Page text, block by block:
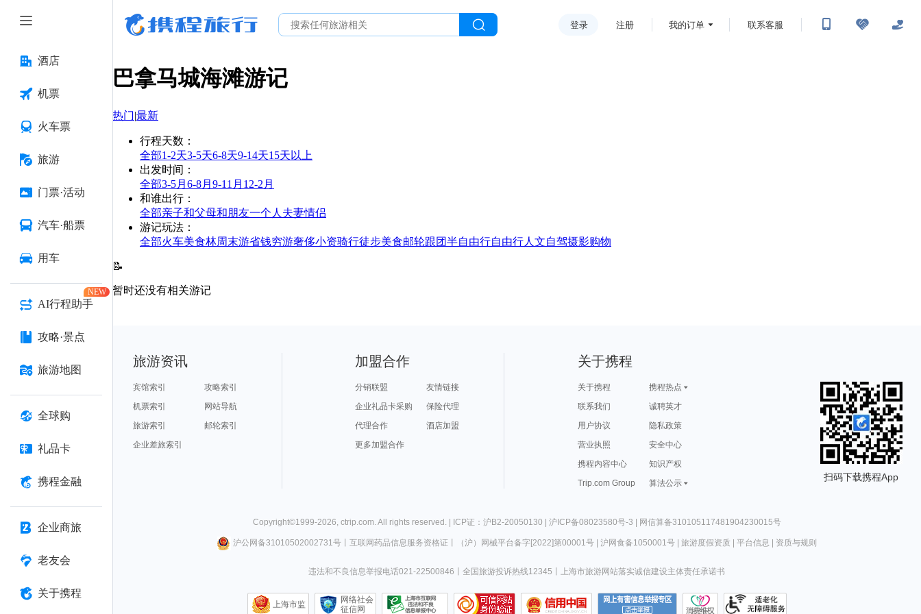
酒店
机票
火车票
旅游
门票·活动
汽车·船票
用车
AI行程助手
NEW
攻略·景点
旅游地图
全球购
礼品卡
携程金融
企业商旅
老友会
关于携程
登录 注册 我的订单 联系客服
巴拿马城海滩游记
热门|最新
行程天数 ：
全部1-2天3-5天6-8天9-14天15天以上
出发时间 ：
全部3-5月 6-8月 9-11月 12-2月
和谁出行 ：
全部亲子和父母和朋友一个人 夫妻情侣
游记玩法 ：
全部火车美食林周末游省钱穷游奢侈小资骑行徒步美食邮轮跟团半自由行自由行人文自驾摄影购物
📝
暂时还没有相关游记
旅游资讯
宾馆索引
攻略索引
机票索引
网站导航
旅游索引
邮轮索引
企业差旅索引
加盟合作
分销联盟
友情链接
企业礼品卡采购
保险代理
代理合作
酒店加盟
更多加盟合作
关于携程
关于携程
携程热点
联系我们
诚聘英才
用户协议
隐私政策
营业执照
安全中心
携程内容中心
知识产权
Trip.com Group
算法公示
扫码下载携程App
Copyright©1999-2026, ctrip.com. All rights reserved. | ICP证：沪B2-20050130 | 沪ICP备08023580号-3 | 网信算备310105117481904230015号
沪公网备31010502002731号丨 互联网药品信息服务资格证 （沪）网械平台备字[2022]第00001号| 沪网食备1050001号| 旅游度假资质| 平台信息 资质与规则
违法和不良信息举报电话021-22500846 全国旅游投诉热线12345 上海市旅游网站落实诚信建设主体责任承诺书
上海市监
网络社会
征信网